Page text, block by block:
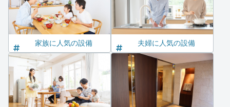
家族に人気の設備 夫婦に人気の設備